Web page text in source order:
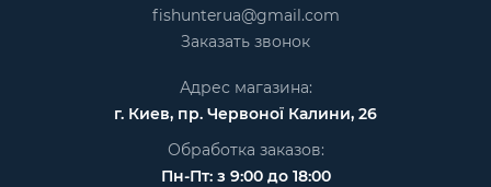
fishunterua@gmail.com
Заказать звонок
Адрес магазина:
г. Киев, пр. Червоної Калини, 26
Обработка заказов:
Пн-Пт: з 9:00 до 18:00